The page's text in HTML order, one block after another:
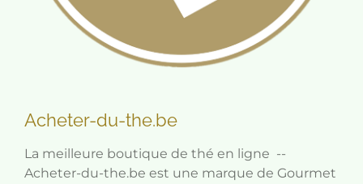
Acheter-du-the.be
La meilleure boutique de thé en ligne --
Acheter-du-the.be est une marque de Gourmet